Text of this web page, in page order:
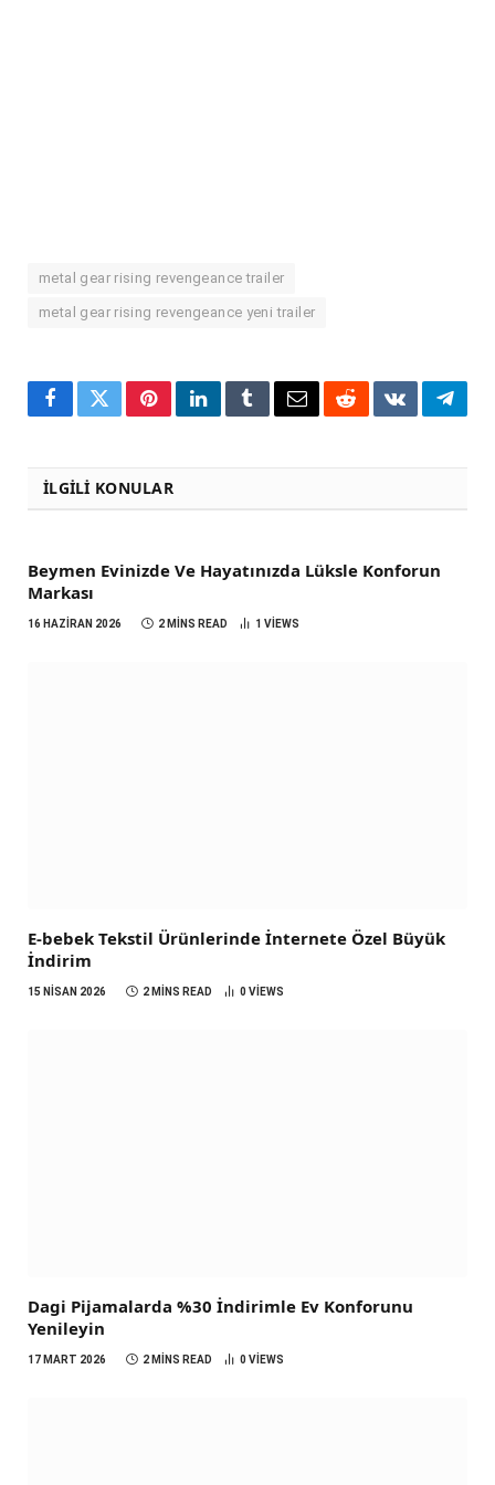
metal gear rising revengeance trailer
metal gear rising revengeance yeni trailer
FacebookTwitterPinterestLinkedInTumblrEmailRedditVKontakte
İLGILI KONULAR
Beymen Evinizde Ve Hayatınızda Lüksle Konforun
Markası
16 HAZIRAN 2026 2 MINS READ 1 VIEWS
E-bebek Tekstil Ürünlerinde İnternete Özel Büyük
İndirim
15 NISAN 2026 2 MINS READ 0 VIEWS
Dagi Pijamalarda %30 İndirimle Ev Konforunu
Yenileyin
17 MART 2026 2 MINS READ 0 VIEWS